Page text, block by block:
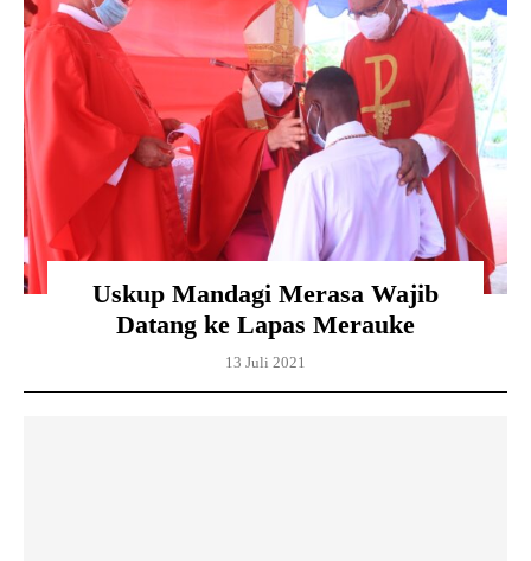
Uskup Mandagi Merasa Wajib
Datang ke Lapas Merauke
13 Juli 2021